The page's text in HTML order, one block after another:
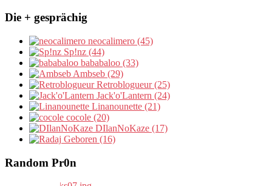
Die + gesprächig
neocalimero (45)
Sp!nz (44)
bababaloo (33)
Ambseb (29)
Retroblogueur (25)
Jack'o'Lantern (24)
Linanounette (21)
cocole (20)
DIlanNoKaze (17)
Geboren (16)
Random Pr0n